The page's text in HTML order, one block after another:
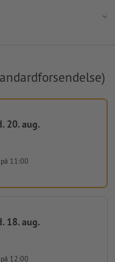
20. aug.
11:00
18. aug.
12:00